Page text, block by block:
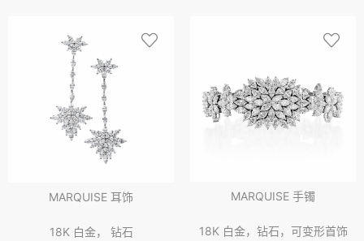
MARQUISE 耳饰
18K 白金， 钻石
MARQUISE 手镯
18K 白金，钻石，可变形首饰